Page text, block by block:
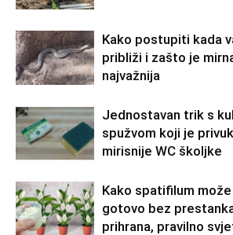
Kako postupiti kada
približi i zašto je
najvažnija
Jednostavan trik s
spužvom koji je
mirisnije WC školjke
Kako spatifilum
gotovo bez
prihrana, pravilno